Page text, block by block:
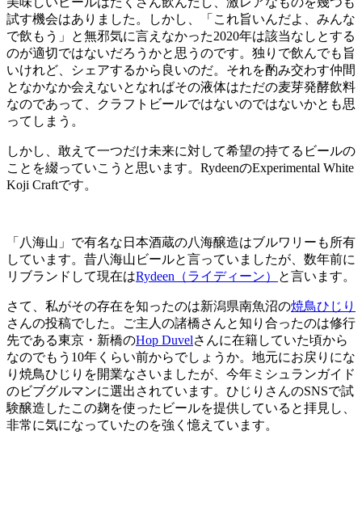
試す機会はありました。しかし、「これ旨いんだよ、みんな
で飲もう」と無邪気に言えなかった2020年は該当なしとする
のが適切ではないだろうかと思うのです。独りで飲んでも旨
いけれど、シェアするから良いのだ。それを酌み交わす仲間
となかなか会えないとなればその液体はただの麦芽発酵飲料
なのであって、クラフトビールではないのではないかとも思
ってしまう。
しかし、敢えて一つだけ未来に対して希望の持てるビールの
ことを綴っていこうと思います。RydeenのExperimental White
Koji Craftです。
「八海山」で有名な日本酒蔵の八海醸造はブルワリーも所有
しています。昔八海山ビールと言っていましたが、数年前に
リブランドして現在はRydeen（ライディーン） と言います。
さて、私がその存在を知ったのは新潟県南魚沼の焼鳥ひじり
さんの投稿でした。ご主人の諸橋さんと知り合ったのは修行
先である東京・新橋のHop Duvelさんに在籍していた頃から
なのでもう10年くらい前からでしょうか。地元にお戻りにな
り焼鳥ひじりを開業なさいましたが、今年ミシュランガイド
のビブグルマンに選出されています。ひじりさんのSNSで試
験醸造したこの麹を使ったビールを提供していると拝見し、
非常に気になっていたのを強く憶えています。